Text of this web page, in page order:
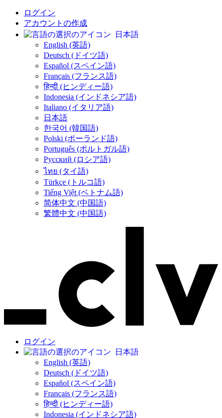
ログイン
アカウントの作成
日本語
English (英語)
Deutsch (ドイツ語)
Español (スペイン語)
Français (フランス語)
हिन्दी (ヒンディー語)
Indonesia (インドネシア語)
Italiano (イタリア語)
日本語
한국어 (韓国語)
Polski (ポーランド語)
Português (ポルトガル語)
Русский (ロシア語)
ไทย (タイ語)
Türkçe (トルコ語)
Tiếng Việt (ベトナム語)
简体中文 (中国語)
繁體中文 (中国語)
ログイン
日本語
English (英語)
Deutsch (ドイツ語)
Español (スペイン語)
Français (フランス語)
हिन्दी (ヒンディー語)
Indonesia (インドネシア語)